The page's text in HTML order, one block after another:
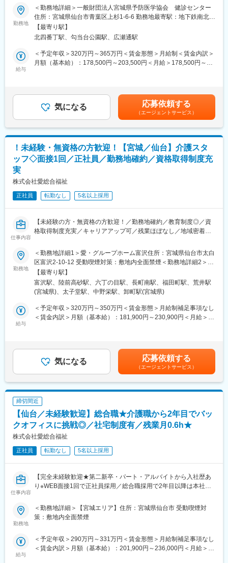
さま一人一人に目を向けた細やかなサービスをご提供いたしま
す。
昭和６２年設立から長い間、宮城県に密着した検診事業を展開し
ており、安定性が高く、退職金制度もございます。宮城県で長く
変更の範囲：会社の定める業務
主に、健診センターの営業窓口として電話やメールでお客様と健
診のお打ち合わせを行い、ご希望の健診内容を健診システムに契
約情報として作成・管理します。
＜業務詳細＞
・電話応対全般（健診予約、健康診断等に関するお問い合わせな
ど）
・電話やメール等でお申し込みのあった健康診断の予約受付業務
・請求書作成業務
・簡易的な経理業務（小口現金、売上金管理、銀行への入金・両
■1日の流れ：
午前：請求書作成、メールチェック
適宜：電話応対、健診の予約・契約関係事務、銀行への入金・両
す。
OJT研修として既存社員と一緒に業務をこなし、徐々に覚えてい
ただく予定になります。
■就業環境について：
残業月平均15時間と、ワークライフバランスを両立しながらはた
りますが、12～3月は完全週休二日制となります。
【健康日本２１】の基本方針をふまえ、みなさまの健康づくりや
生涯にわたる健康管理のお手伝いをさせていただくために、みな
さま一人一人に目を向けた細やかなサービスをご提供いたしま
す。
昭和６２年設立から長い間、宮城県に密着した検診事業を展開し
ており、安定性が高く、退職金制度もございます。宮城県で長く
安定的に勤めたい方にもおすすめです。
変更の範囲：会社の定める業務
勤務地
＜勤務地詳細＞一般財団法人宮城県予防医学協会 健診センター
住所：宮城県仙台市青葉区上杉1-6-6 勤務地最寄駅：地下鉄南北線
線／北四番丁駅受動喫煙対策：敷地内全面禁煙変更の範囲：会社
の定める事業所
【最寄り駅】
北四番丁駅、勾当台公園駅、広瀬通駅
給与
＜予定年収＞320万円～365万円＜賃金形態＞月給制＜賃金内訳＞
月額（基本給）：178,500円～203,500円＜月給＞178,500円～
金はあくまでも目安の金額であり、選考を通じて上下する可能性
があります。月給(月額)は固定手当を含めた表記です。
気になる 応募依頼する
（エージェントサービス）
！未経験・無資格の方歓迎！【宮城／仙台】介護スタ
ッフ◇面接1回／正社員／勤務地確約／資格取得制度充
実
株式会社愛総合福祉
正社員 転勤なし 5名以上採用
仕事内容
【未経験の方・無資格の方歓迎！／勤務地確約／教育制度◎／資
格取得制度充実／キャリアアップ可／残業ほぼなし／地域密着型
★介護施設で経験を積み、資格取得もしながら介護の専門職をめ
ざしていただきます。
■業務内容：
・食事・入浴・排泄などの生活支援
・レクリエーションの企画・実施
・ご家族とのコミュニケーション
向き合って信頼関係を築くことが出来るのが当ポジションの特徴
です。
10:00 入浴介助
11:30 休憩
12:00 昼食対応・歯磨き・排泄介助
13:00 休憩
14:00 レクリエーション実施
16:00 散歩
残業はほぼございませんので、定時には皆さん帰られます。（残
業時間月30分程度）
■研修制度：
・各事業所の座学・実技研修、年次に応じたフォローアップ研修
・キャリアアップに必要な資格は1~3年目にかけて取得が可能で
す。
勤務地
＜勤務地詳細1＞愛・グループホーム富沢住所：宮城県仙台市太白
区富沢2-10-12 受動喫煙対策：敷地内全面禁煙＜勤務地詳細2＞
愛・グループホーム仙台高砂住所：宮城県仙台市宮城野区高砂2-
7-8 勤務地最寄駅：仙石線／陸前高砂駅受動喫煙対策：敷地内全
面禁煙＜勤務地詳細3＞愛・グループホーム荒井西住所：宮城県仙
六丁の目駅受動喫煙対策：敷地内全面禁煙
【最寄り駅】
富沢駅、陸前高砂駅、六丁の目駅、長町南駅、福田町駅、荒井駅
(宮城県)、太子堂駅、中野栄駅、卸町駅(宮城県)
給与
＜予定年収＞320万円～350万円＜賃金形態＞月給制補足事項なし
＜賃金内訳＞月額（基本給）：181,900円～230,900円＜月給＞
模多機能のみ10,000円賃金はあくまでも目安の金額であり、選考
を通じて上下する可能性があります。月給(月額)は固定手当を含め
た表記です。
気になる 応募依頼する
（エージェントサービス）
締切間近
【仙台／未経験歓迎】総合職★介護職から2年目でバッ
クオフィスに挑戦◎／社宅制度有／残業月0.6h★
株式会社愛総合福祉
正社員 転勤なし 5名以上採用
仕事内容
【完全未経験歓迎★第二新卒・パート・アルバイトから入社歴あ
り※WEB面接1回で正社員採用／総合職採用で2年目以降は本社管
で未経験の方でも安心／ジョブローテーション制度で多様なキャ
リアを描ける】
■WEB面接1回でパート・アルバイトからでも総合職（正社員）に
なれる求人！
勤務地
＜勤務地詳細＞【宮城エリア】住所：宮城県仙台市 受動喫煙対
策：敷地内全面禁煙
給与
＜予定年収＞290万円～331万円＜賃金形態＞月給制補足事項なし
＜賃金内訳＞月額（基本給）：201,900円～236,000円＜月給＞